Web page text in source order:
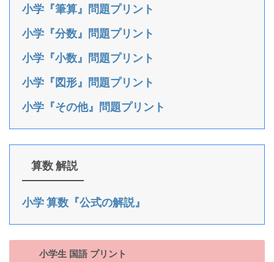
小学『筆算』問題プリント
小学『分数』問題プリント
小学『小数』問題プリント
小学『図形』問題プリント
小学『その他』問題プリント
算数 解説
小学 算数『公式の解説』
小学生 国語 プリント